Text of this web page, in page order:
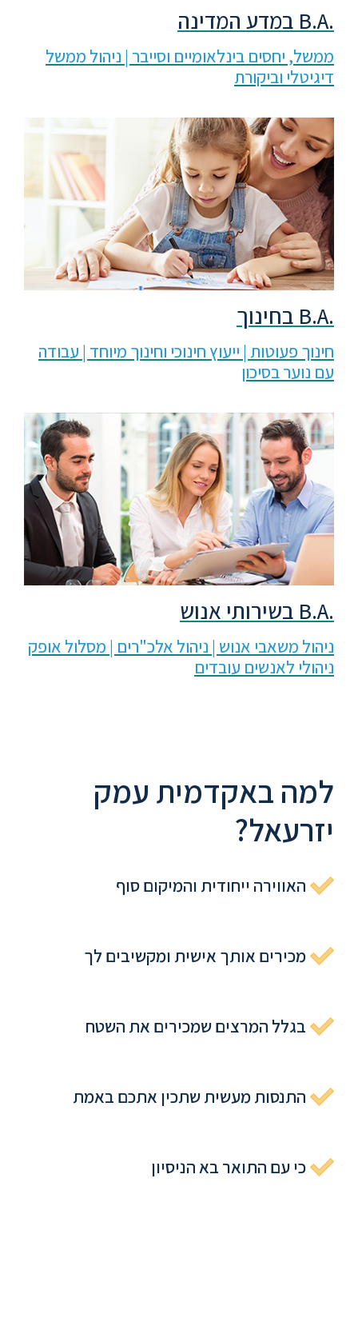
.B.A במדע המדינה
ממשל, יחסים בינלאומיים וסייבר | ניהול ממשל
דיגיטלי וביקורת
.B.A בחינוך
חינוך פעוטות | ייעוץ חינוכי וחינוך מיוחד | עבודה
עם נוער בסיכון
.B.A בשירותי אנוש
ניהול משאבי אנוש | ניהול אלכ"רים | מסלול אופק
ניהולי לאנשים עובדים
למה באקדמית עמק
יזרעאל?
האווירה ייחודית והמיקום סוף
מכירים אותך אישית ומקשיבים לך
בגלל המרצים שמכירים את השטח
התנסות מעשית שתכין אתכם באמת
כי עם התואר בא הניסיון